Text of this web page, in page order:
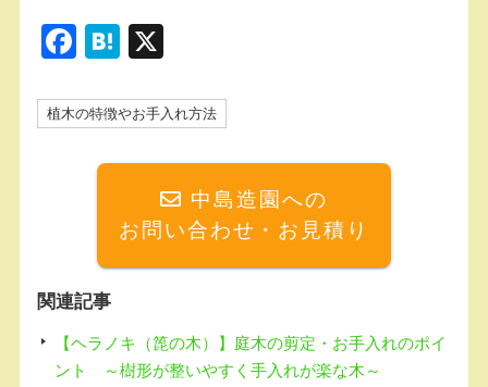
F
c
k
H
e
植木の特徴やお手入れ方法
中島造園への
お問い合わせ・お見積り
関連記事
【ヘラノキ（箆の木）】庭木の剪定・お手入れのポイ
ント ～樹形が整いやすく手入れが楽な木～